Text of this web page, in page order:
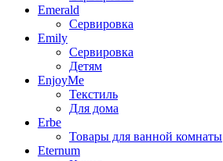
Emerald
Сервировка
Emily
Сервировка
Детям
EnjoyMe
Текстиль
Для дома
Erbe
Товары для ванной комнаты
Eternum